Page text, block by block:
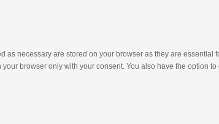
necessary are stored on your browser as they are essential
browser only with your consent. You also have the option